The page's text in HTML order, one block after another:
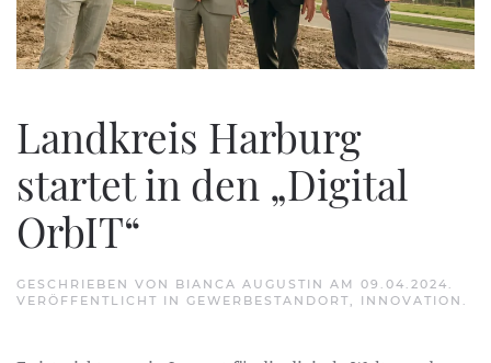
Landkreis Harburg
startet in den „Digital
OrbIT“
GESCHRIEBEN VON BIANCA AUGUSTIN AM 09.04.2024 .
VERÖFFENTLICHT IN GEWERBESTANDORT, INNOVATION .